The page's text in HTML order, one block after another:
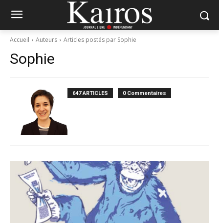
Accueil Auteurs Articles postés par Sophie
Sophie
647 ARTICLES 0 Commentaires